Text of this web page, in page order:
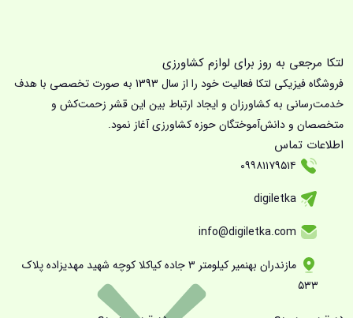
لتکا مرجعی به روز برای لوازم کشاورزی
فروشگاه فیزیکی لتکا فعالیت خود را از سال 1393 به صورت تخصصی با هدف
خدمت‌رسانی به کشاورزان و ایجاد ارتباط بین این قشر زحمت‌کش و
متخصصان و دانش‌آموختگان حوزه کشاورزی آغاز نمود.
اطلاعات تماس
مازندران بهنمیر کیلومتر ۳ جاده کیاکلا کوچه شهید مهدیزاده پلاک
۵۳۳